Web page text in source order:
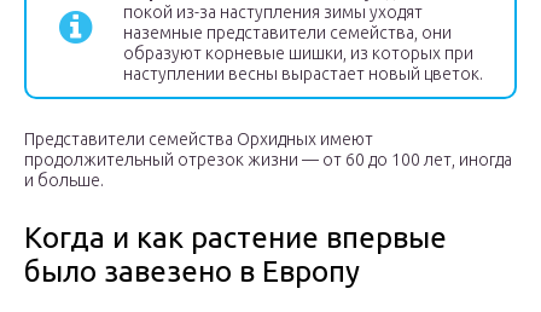
покой из-за наступления зимы уходят
наземные представители семейства, они
образуют корневые шишки, из которых при
наступлении весны вырастает новый цветок.
Представители семейства Орхидных имеют
продолжительный отрезок жизни — от 60 до 100 лет, иногда
и больше.
Когда и как растение впервые
было завезено в Европу